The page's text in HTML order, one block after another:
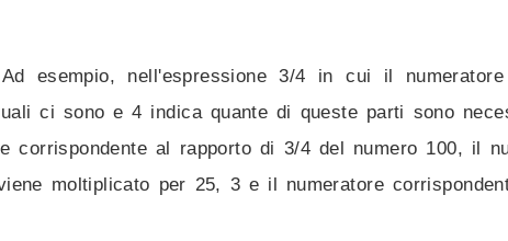
esempio, nell'espressione 3/4 in cui il
ci sono e 4 indica quante di queste parti sono
al rapporto di 3/4 del numero 100, il
moltiplicato per 25, 3 e il numeratore